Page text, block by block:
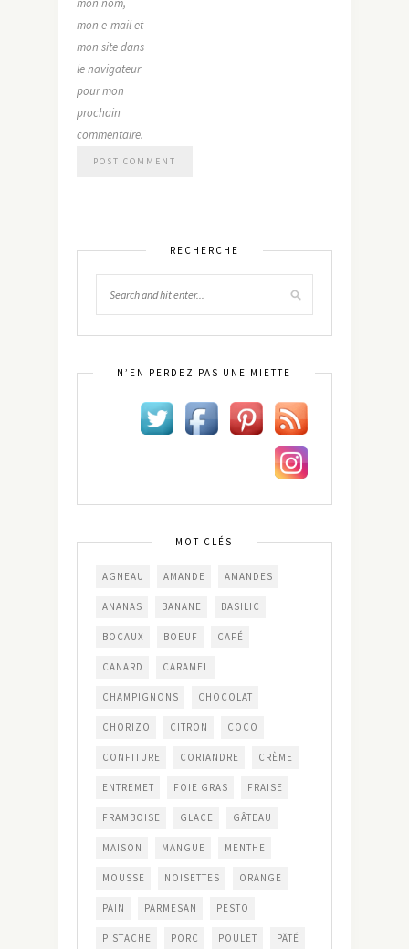
mon nom,
mon e-mail et
mon site dans
le navigateur
pour mon
prochain
commentaire.
RECHERCHE
N’EN PERDEZ PAS UNE MIETTE
MOT CLÉS
AGNEAU AMANDE AMANDES
ANANAS BANANE BASILIC
BOCAUX BOEUF CAFÉ
CANARD CARAMEL
CHAMPIGNONS CHOCOLAT
CHORIZO CITRON COCO
CONFITURE CORIANDRE CRÈME
ENTREMET FOIE GRAS FRAISE
FRAMBOISE GLACE GÂTEAU
MAISON MANGUE MENTHE
MOUSSE NOISETTES ORANGE
PAIN PARMESAN PESTO
PISTACHE PORC POULET PÂTÉ